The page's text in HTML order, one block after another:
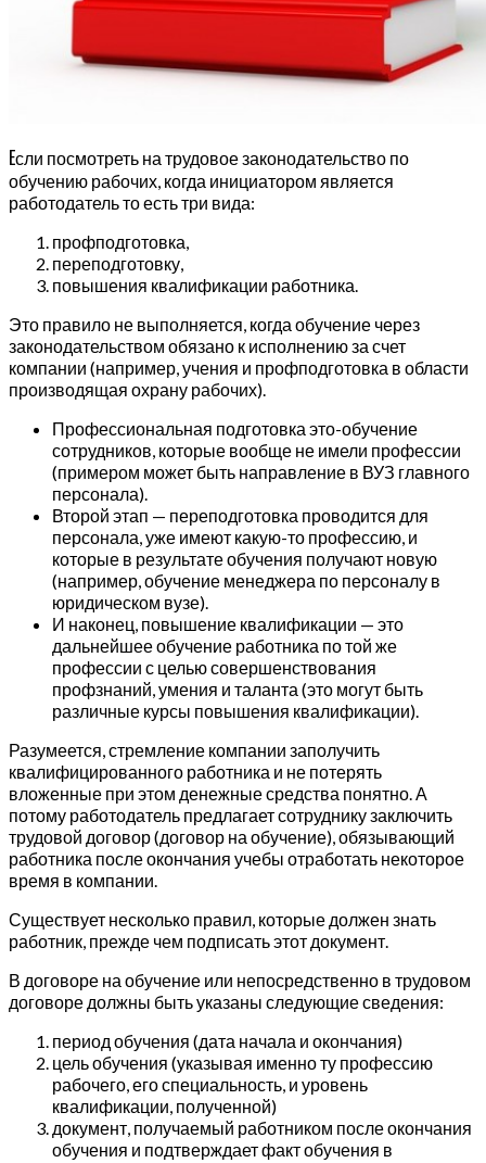
Если посмотреть на трудовое законодательство по
обучению рабочих, когда инициатором является
работодатель то есть три вида:
профподготовка,
переподготовку,
повышения квалификации работника.
Это правило не выполняется, когда обучение через
законодательством обязано к исполнению за счет
компании (например, учения и профподготовка в области
производящая охрану рабочих).
Профессиональная подготовка это-обучение
сотрудников, которые вообще не имели профессии
(примером может быть направление в ВУЗ главного
персонала).
Второй этап — переподготовка проводится для
персонала, уже имеют какую-то профессию, и
которые в результате обучения получают новую
(например, обучение менеджера по персоналу в
юридическом вузе).
И наконец, повышение квалификации — это
дальнейшее обучение работника по той же
профессии с целью совершенствования
профзнаний, умения и таланта (это могут быть
различные курсы повышения квалификации).
Разумеется, стремление компании заполучить
квалифицированного работника и не потерять
вложенные при этом денежные средства понятно. А
потому работодатель предлагает сотруднику заключить
трудовой договор (договор на обучение), обязывающий
работника после окончания учебы отработать некоторое
время в компании.
Существует несколько правил, которые должен знать
работник, прежде чем подписать этот документ.
В договоре на обучение или непосредственно в трудовом
договоре должны быть указаны следующие сведения:
период обучения (дата начала и окончания)
цель обучения (указывая именно ту профессию
рабочего, его специальность, и уровень
квалификации, полученной)
документ, получаемый работником после окончания
обучения и подтверждает факт обучения в